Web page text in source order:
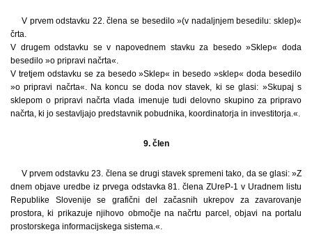
V prvem odstavku 22. člena se besedilo »(v nadaljnjem besedilu: sklep)«
črta.
V drugem odstavku se v napovednem stavku za besedo »Sklep« doda
besedilo »o pripravi načrta«.
V tretjem odstavku se za besedo »Sklep« in besedo »sklep« doda besedilo
»o pripravi načrta«. Na koncu se doda nov stavek, ki se glasi: »Skupaj s
sklepom o pripravi načrta vlada imenuje tudi delovno skupino za pripravo
načrta, ki jo sestavljajo predstavnik pobudnika, koordinatorja in investitorja.«.
9. člen
V prvem odstavku 23. člena se drugi stavek spremeni tako, da se glasi: »Z
dnem objave uredbe iz prvega odstavka 81. člena ZUreP-1 v Uradnem listu
Republike Slovenije se grafični del začasnih ukrepov za zavarovanje
prostora, ki prikazuje njihovo območje na načrtu parcel, objavi na portalu
prostorskega informacijskega sistema.«.